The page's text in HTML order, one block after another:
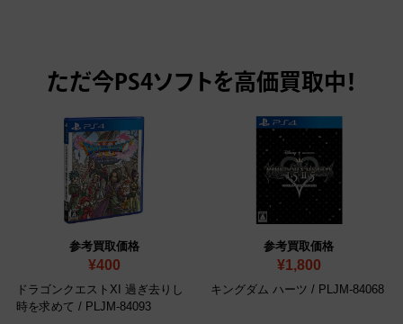
ただ今PS4ソフトを高価買取中！
参考買取価格
¥400
ドラゴンクエストXI 過ぎ去りし
時を求めて / PLJM-84093
参考買取価格
¥1,800
キングダム ハーツ / PLJM-84068